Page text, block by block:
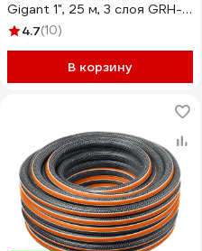
Gigant 1", 25 м, 3 слоя GRH-
064.7(10)
В корзину